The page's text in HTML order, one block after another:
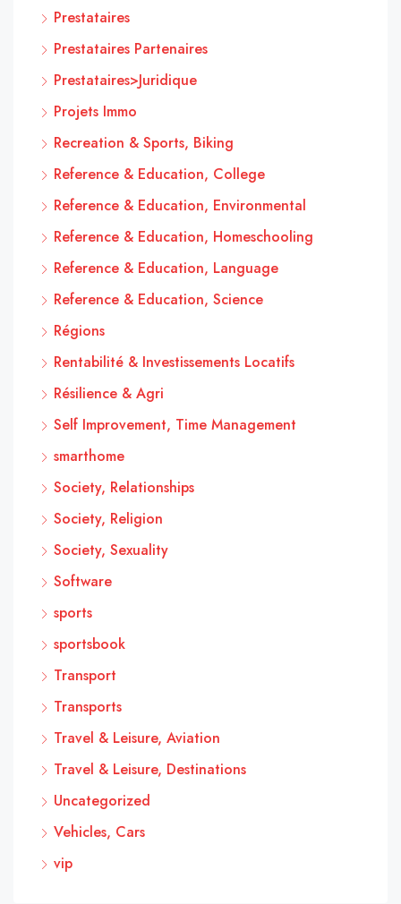
Prestataires
Prestataires Partenaires
Prestataires>Juridique
Projets Immo
Recreation & Sports, Biking
Reference & Education, College
Reference & Education, Environmental
Reference & Education, Homeschooling
Reference & Education, Language
Reference & Education, Science
Régions
Rentabilité & Investissements Locatifs
Résilience & Agri
Self Improvement, Time Management
smarthome
Society, Relationships
Society, Religion
Society, Sexuality
Software
sports
sportsbook
Transport
Transports
Travel & Leisure, Aviation
Travel & Leisure, Destinations
Uncategorized
Vehicles, Cars
vip